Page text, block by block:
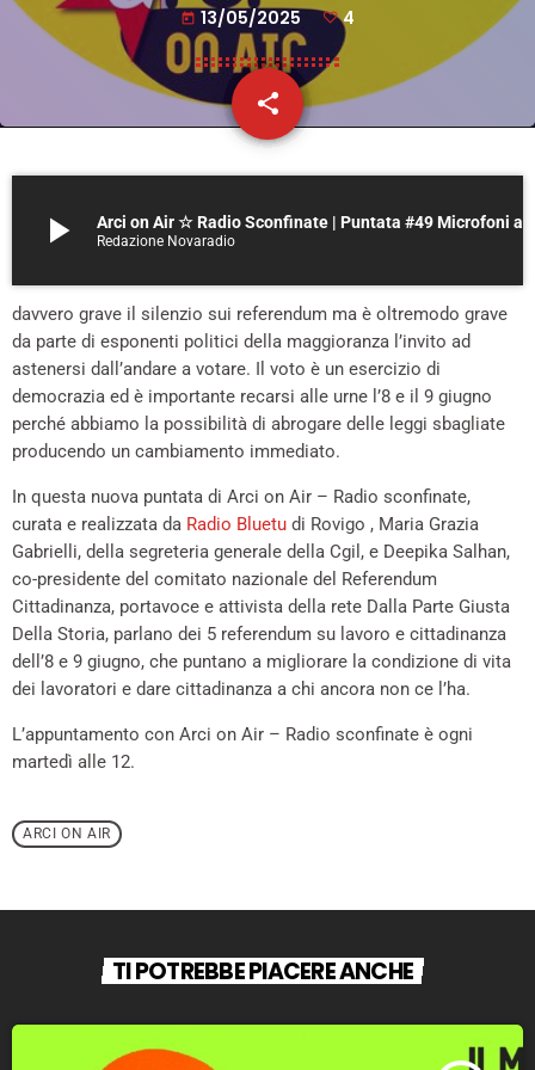
today 13/05/2025 4
share
email
play_arrow Redazione Novaradio
davvero grave il silenzio sui referendum ma è oltremodo grave
da parte di esponenti politici della maggioranza l’invito ad
astenersi dall’andare a votare. Il voto è un esercizio di
democrazia ed è importante recarsi alle urne l’8 e il 9 giugno
perché abbiamo la possibilità di abrogare delle leggi sbagliate
producendo un cambiamento immediato.
In questa nuova puntata di Arci on Air – Radio sconfinate,
curata e realizzata da Radio Bluetu di Rovigo , Maria Grazia
Gabrielli, della segreteria generale della Cgil, e Deepika Salhan,
co-presidente del comitato nazionale del Referendum
Cittadinanza, portavoce e attivista della rete Dalla Parte Giusta
Della Storia, parlano dei 5 referendum su lavoro e cittadinanza
dell’8 e 9 giugno, che puntano a migliorare la condizione di vita
dei lavoratori e dare cittadinanza a chi ancora non ce l’ha.
L’appuntamento con Arci on Air – Radio sconfinate è ogni
martedì alle 12.
ARCI ON AIR
TI POTREBBE PIACERE ANCHE